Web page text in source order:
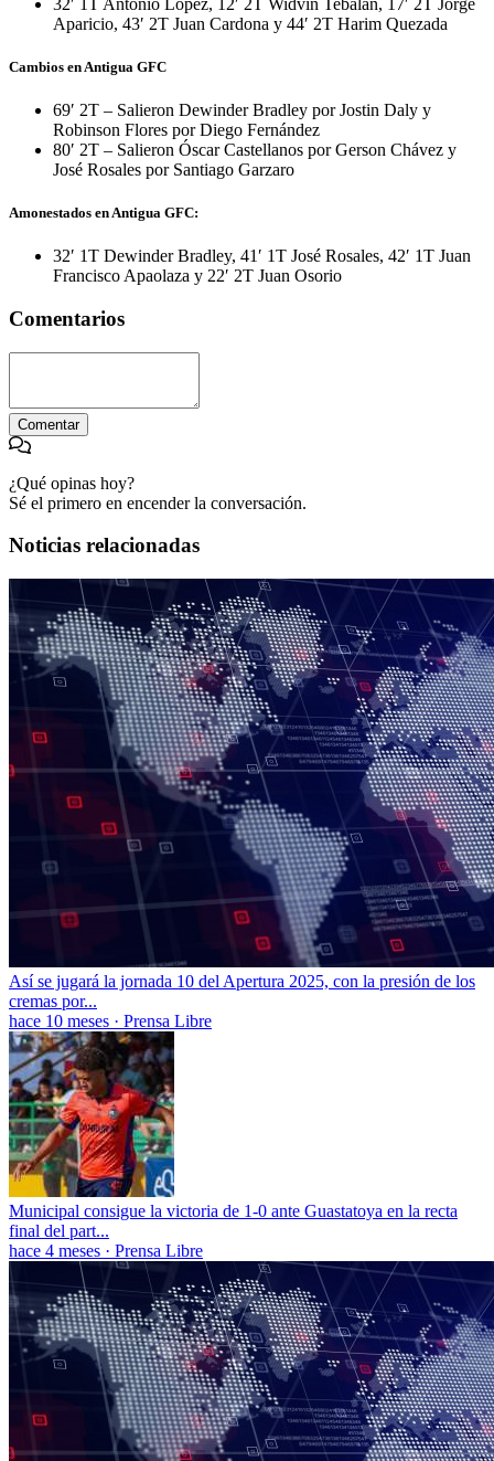
Aparicio, 43′ 2T Juan Cardona y 44′ 2T Harim Quezada
Cambios en Antigua GFC
69′ 2T – Salieron Dewinder Bradley por Jostin Daly y
Robinson Flores por Diego Fernández
80′ 2T – Salieron Óscar Castellanos por Gerson Chávez y
José Rosales por Santiago Garzaro
Amonestados en Antigua GFC:
32′ 1T Dewinder Bradley, 41′ 1T José Rosales, 42′ 1T Juan
Francisco Apaolaza y 22′ 2T Juan Osorio
Comentarios
Comentar
¿Qué opinas hoy?
Sé el primero en encender la conversación.
Noticias relacionadas
Así se jugará la jornada 10 del Apertura 2025, con la presión de los
cremas por...
hace 10 meses · Prensa Libre
Municipal consigue la victoria de 1-0 ante Guastatoya en la recta
final del part...
hace 4 meses · Prensa Libre